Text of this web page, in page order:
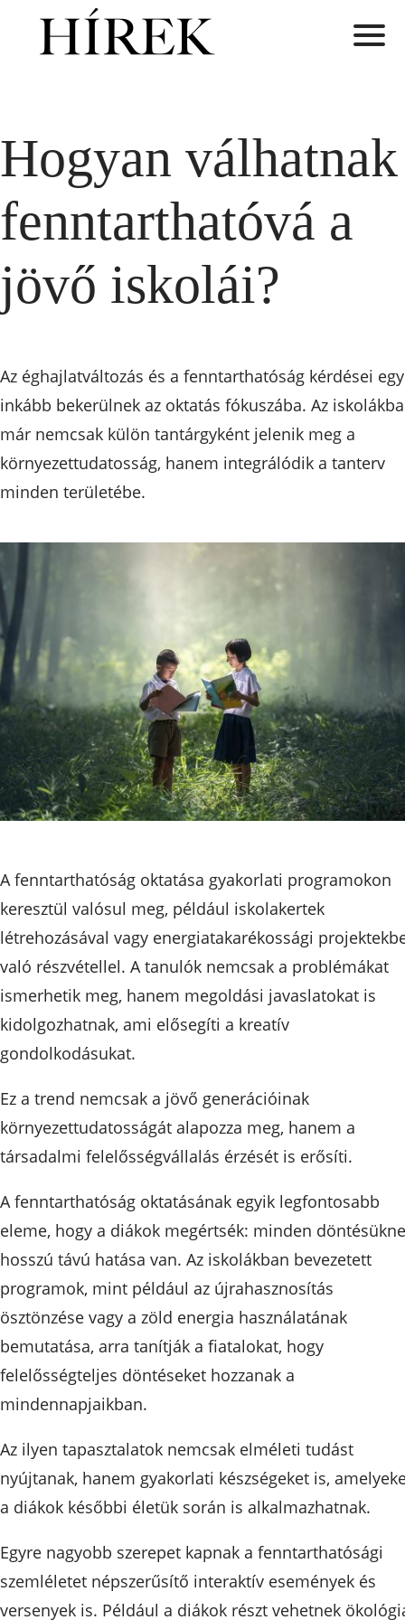
Hogyan válhatnak
fenntarthatóvá a
jövő iskolái?
Az éghajlatváltozás és a fenntarthatóság kérdései
inkább bekerülnek az oktatás fókuszába. Az
már nemcsak külön tantárgyként jelenik meg a
környezettudatosság, hanem integrálódik a tanterv
minden területébe.
A fenntarthatóság oktatása gyakorlati programokon
keresztül valósul meg, például iskolakertek
létrehozásával vagy energiatakarékossági
való részvétellel. A tanulók nemcsak a problémákat
ismerhetik meg, hanem megoldási javaslatokat is
kidolgozhatnak, ami elősegíti a kreatív
gondolkodásukat.
Ez a trend nemcsak a jövő generációinak
környezettudatosságát alapozza meg, hanem a
társadalmi felelősségvállalás érzését is erősíti.
A fenntarthatóság oktatásának egyik legfontosabb
eleme, hogy a diákok megértsék: minden
hosszú távú hatása van. Az iskolákban bevezetett
programok, mint például az újrahasznosítás
ösztönzése vagy a zöld energia használatának
bemutatása, arra tanítják a fiatalokat, hogy
felelősségteljes döntéseket hozzanak a
mindennapjaikban.
Az ilyen tapasztalatok nemcsak elméleti tudást
nyújtanak, hanem gyakorlati készségeket is,
a diákok későbbi életük során is alkalmazhatnak.
Egyre nagyobb szerepet kapnak a fenntarthatósági
szemléletet népszerűsítő interaktív események és
versenyek is. Például a diákok részt vehetnek